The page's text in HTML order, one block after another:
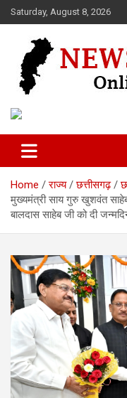
Skip
to
Saturday, August 8, 2026
News 36
Home राज्य छत्तीसगढ़
मुख्यमंत्री साय गुरु खुशवंत
बालदास साहेब जी को दी